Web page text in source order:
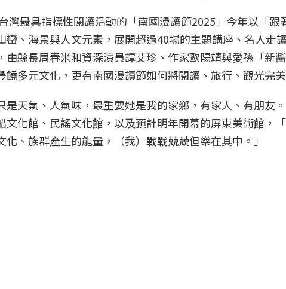
灣最具指標性閱讀活動的「南國漫讀節2025」今年以「
、海景與人文元素，展開超過40場的主題講座、名人走
縣長周春米和資深演員譚艾珍、作家歐陽靖與愛孫「新
多元文化，更有南國漫讀節如何將閱讀、旅行、觀光完
天氣、人氣味，最重要她是我的家鄉，有家人、有朋友
化館、民謠文化館，以及預計明年開幕的屏東美術館，
、族群產生的能量，（我）戰戰兢兢但樂在其中。」